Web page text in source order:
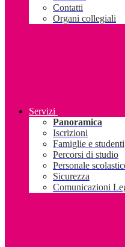
Contatti
Organi collegiali
Servizi
Panoramica
Iscrizioni
Famiglie e studenti
Percorsi di studio
Personale
Sicurezza
Comunicazioni